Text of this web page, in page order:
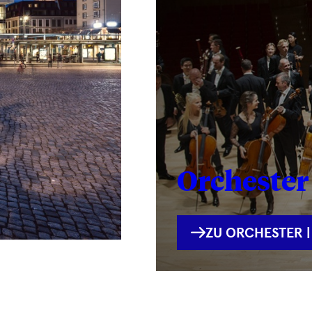
INTERNE
VERLINKUNG
ZU ORCHESTER